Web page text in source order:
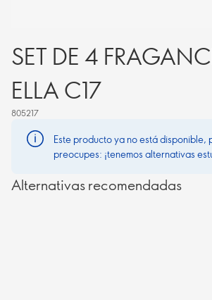
SET DE 4
ELLA C17
805217
Este producto ya no está disponible,
preocupes: ¡tenemos alternativas
Alternativas recomendadas